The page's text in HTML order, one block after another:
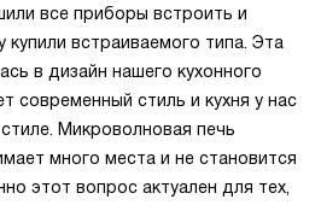
все приборы встроить и
встраиваемого типа. Эта
в дизайн нашего кухонного
современный стиль и кухня у нас
Микроволновая печь
много места и не становится
этот вопрос актуален для тех,